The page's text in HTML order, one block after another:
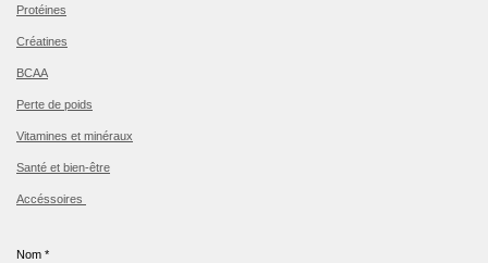
Protéines
Créatines
BCAA
Perte de poids
Vitamines et minéraux
Santé et bien-être
Accéssoires
Nom *